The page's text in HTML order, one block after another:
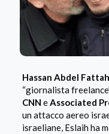
Hassan Abdel
“giornalista
CNN eAssociated
un attacco aereo
israeliane, Eslaih ha